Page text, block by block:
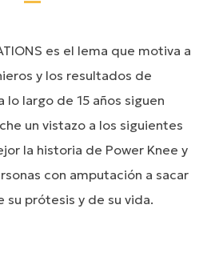
es el lema que motiva a
y los resultados de
lo largo de 15 años siguen
un vistazo a los siguientes
la historia de Power Knee y
con amputación a sacar
su prótesis y de su vida.